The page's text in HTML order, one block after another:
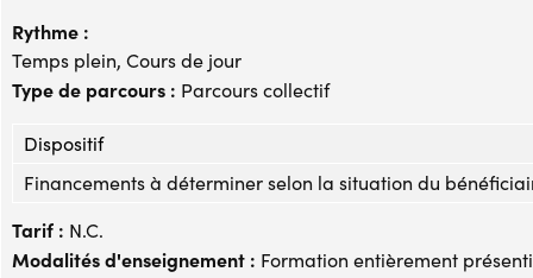
Rythme :
Temps plein, Cours de jour
Type de parcours : Parcours collectif
Dispositif
Financements à déterminer selon la situation du
Tarif : N.C.
Modalités d'enseignement : Formation entièrement